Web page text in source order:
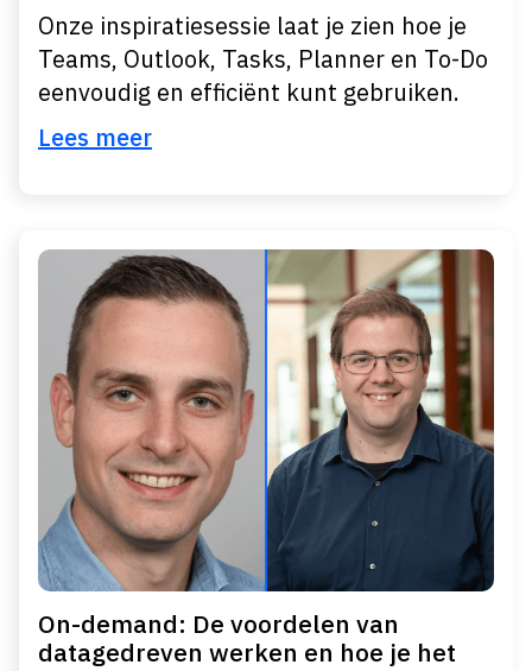
Onze inspiratiesessie laat je zien hoe je
Teams, Outlook, Tasks, Planner en To-Do
eenvoudig en efficiënt kunt gebruiken.
Lees meer
On-demand: De voordelen van
datagedreven werken en hoe je het